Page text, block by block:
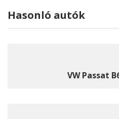
Hasonló autók
VW Passat